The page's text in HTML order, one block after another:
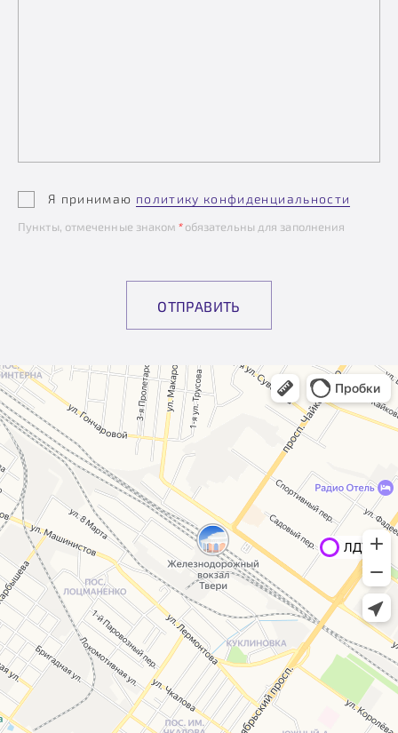
Я принимаю политику конфиденциальности
Пункты, отмеченные знаком *обязательны для заполнения
ОТПРАВИТЬ